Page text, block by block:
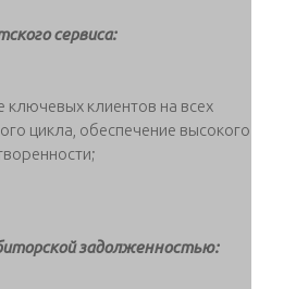
сервиса:
клиентов на всех
цикла, обеспечение высокого
задолженностью: